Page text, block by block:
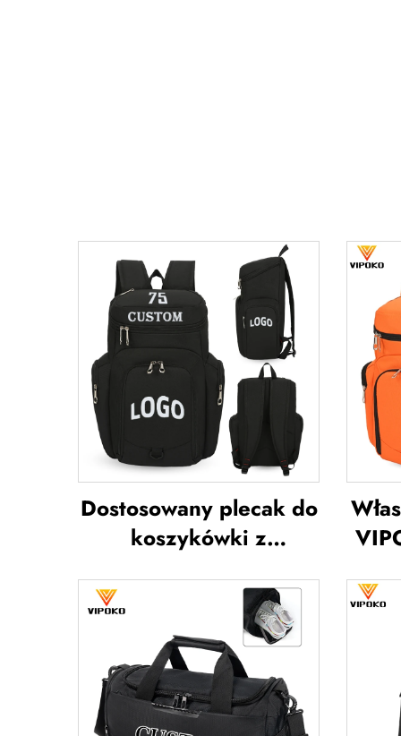
Dostosowany plecak do
koszykówki z
sportowego,
wodoodporny,
codzienny plecak
sportowy i szkolny z
izolacją termiczną oraz
do